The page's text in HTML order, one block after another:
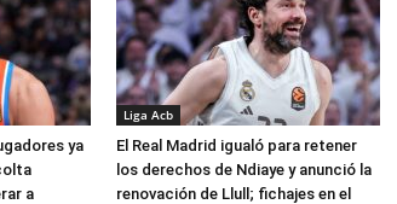
ya
a
Liga Acb
El Real Madrid igualó para retener
los derechos de Ndiaye y anunció la
renovación de Llull; fichajes en el